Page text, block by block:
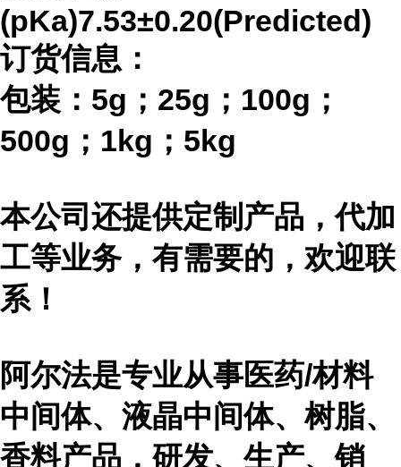
(pKa)7.53±0.20(Predicted)
订货信息：
包装： 5g；25g；100g；
500g；1kg；5kg
本公司还提供定制产品，代加
工等业务，有需要的，欢迎联
系！
阿尔法是专业从事医药/材料
中间体、液晶中间体、树脂、
香料产品，研发、生产、销